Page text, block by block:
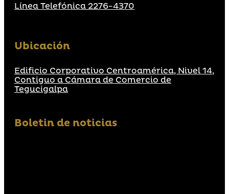
Línea Telefónica 2276-4370
Ubicación
Edificio Corporativo Centroamérica, Nivel 14,
Contiguo a Cámara de Comercio de
Tegucigalpa
Boletin de noticias